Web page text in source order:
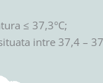
≤ 37,3°C;
intre 37,4 –